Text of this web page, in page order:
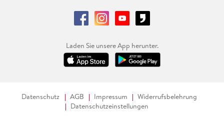
Laden Sie unsere App herunter.
Datenschutz AGB Impressum
Widerrufsbelehrung
Datenschutzeinstellungen